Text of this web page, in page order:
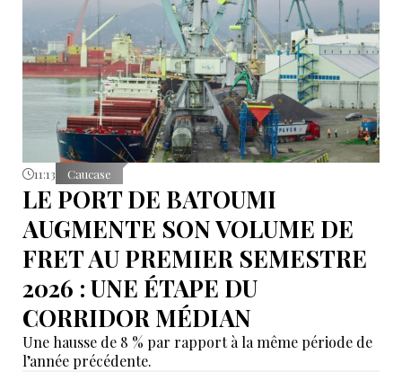
11:13 Caucase
LE PORT DE BATOUMI
AUGMENTE SON VOLUME DE
FRET AU PREMIER SEMESTRE
2026 : UNE ÉTAPE DU
CORRIDOR MÉDIAN
Une hausse de 8 % par rapport à la même période de
l’année précédente.